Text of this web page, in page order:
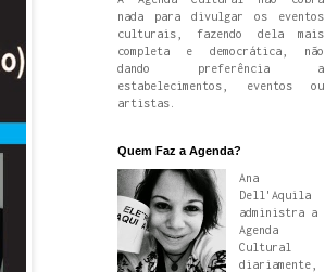
nada para divulgar os eventos
culturais, fazendo dela mais
completa e democrática, não
dando preferência a
estabelecimentos, eventos ou
artistas.
Quem Faz a Agenda?
Ana
Dell'Aquila
administra a
Agenda
Cultural
diariamente,